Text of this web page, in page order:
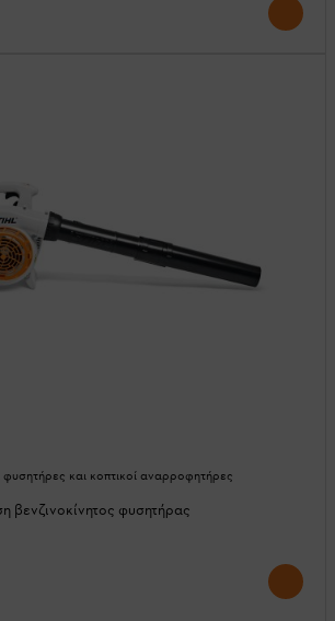
φυσητήρες και κοπτικοί αναρροφητήρες
βενζινοκίνητος φυσητήρας